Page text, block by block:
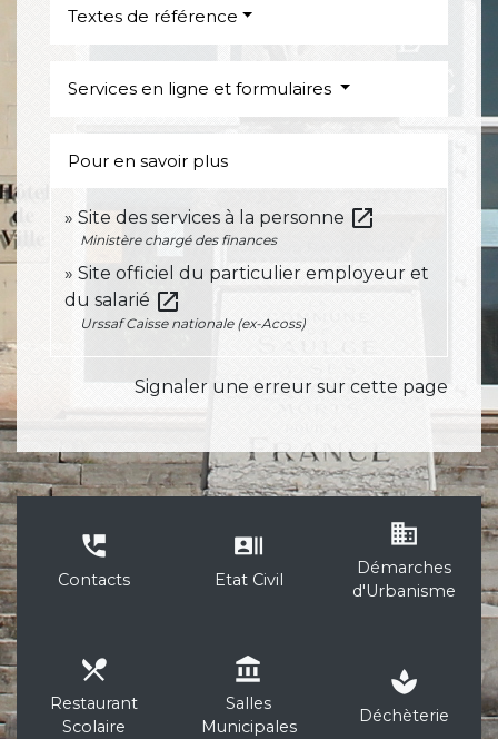
Textes de référence
Services en ligne et formulaires
Pour en savoir plus
Site des services à la personne open_in_new
Ministère chargé des finances
Site officiel du particulier employeur et
du salarié open_in_new
Urssaf Caisse nationale (ex-Acoss)
Signaler une erreur sur cette page
perm_phone_msg
Contacts
recent_actors
Etat Civil
business
Démarches
d'Urbanisme
local_dining
Restaurant
Scolaire
account_balance
Salles
Municipales
spa
Déchèterie